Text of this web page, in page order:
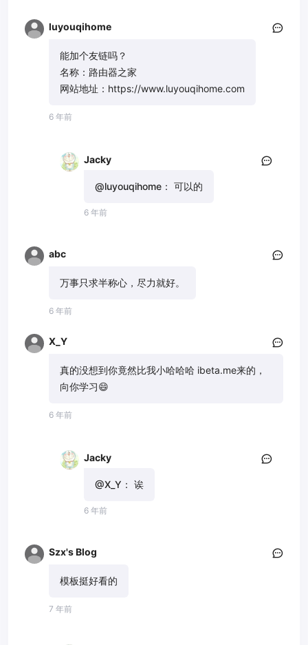
luyouqihome
能加个友链吗？
名称：路由器之家
网站地址：https://www.luyouqihome.com
6 年前
Jacky
@luyouqihome： 可以的
6 年前
abc
万事只求半称心，尽力就好。
6 年前
X_Y
真的没想到你竟然比我小哈哈哈 ibeta.me来的，
向你学习😄
6 年前
Jacky
@X_Y： 诶
6 年前
Szx's Blog
模板挺好看的
7 年前